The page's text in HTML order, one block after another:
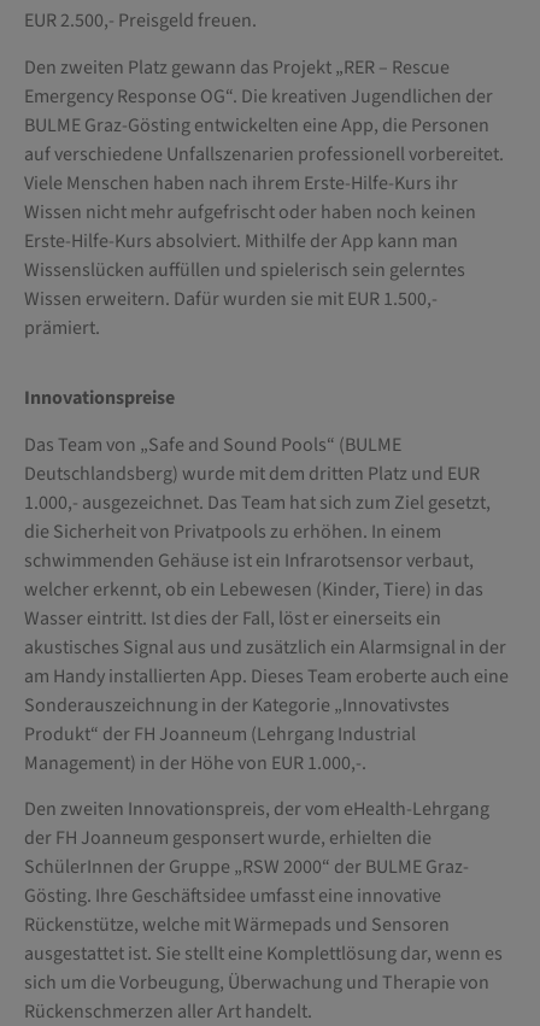
EUR 2.500,- Preisgeld freuen.
Den zweiten Platz gewann das Projekt „RER – Rescue
Emergency Response OG“. Die kreativen Jugendlichen der
BULME Graz-Gösting entwickelten eine App, die Personen
auf verschiedene Unfallszenarien professionell vorbereitet.
Viele Menschen haben nach ihrem Erste-Hilfe-Kurs ihr
Wissen nicht mehr aufgefrischt oder haben noch keinen
Erste-Hilfe-Kurs absolviert. Mithilfe der App kann man
Wissenslücken auffüllen und spielerisch sein gelerntes
Wissen erweitern. Dafür wurden sie mit EUR 1.500,-
prämiert.
Innovationspreise
Das Team von „Safe and Sound Pools“ (BULME
Deutschlandsberg) wurde mit dem dritten Platz und EUR
1.000,- ausgezeichnet. Das Team hat sich zum Ziel gesetzt,
die Sicherheit von Privatpools zu erhöhen. In einem
schwimmenden Gehäuse ist ein Infrarotsensor verbaut,
welcher erkennt, ob ein Lebewesen (Kinder, Tiere) in das
Wasser eintritt. Ist dies der Fall, löst er einerseits ein
akustisches Signal aus und zusätzlich ein Alarmsignal in der
am Handy installierten App. Dieses Team eroberte auch eine
Sonderauszeichnung in der Kategorie „Innovativstes
Produkt“ der FH Joanneum (Lehrgang Industrial
Management) in der Höhe von EUR 1.000,-.
Den zweiten Innovationspreis, der vom eHealth-Lehrgang
der FH Joanneum gesponsert wurde, erhielten die
SchülerInnen der Gruppe „RSW 2000“ der BULME Graz-
Gösting. Ihre Geschäftsidee umfasst eine innovative
Rückenstütze, welche mit Wärmepads und Sensoren
ausgestattet ist. Sie stellt eine Komplettlösung dar, wenn es
sich um die Vorbeugung, Überwachung und Therapie von
Rückenschmerzen aller Art handelt.